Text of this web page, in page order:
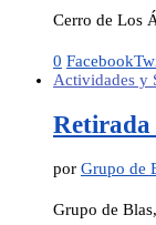
Cerro de Los
0 Facebook
Actividades y
por Grupo de
Grupo de